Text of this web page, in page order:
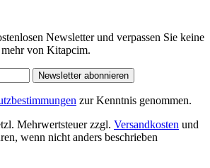
Newsletter und verpassen Sie keine
von Kitapcim.
Newsletter abonnieren
zur Kenntnis genommen.
Mehrwertsteuer zzgl. Versandkosten und
wenn nicht anders beschrieben